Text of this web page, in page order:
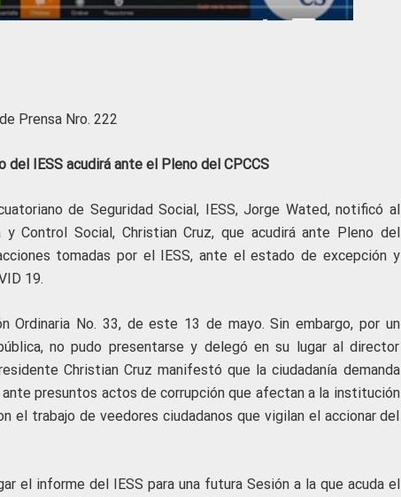
Prensa Nro. 222
IESS acudirá ante el Pleno del CPCCS
de Seguridad Social, IESS, Jorge Wated, notificó al
Control Social, Christian Cruz, que acudirá ante Pleno del
tomadas por el IESS, ante el estado de excepción y
19.
Ordinaria No. 33, de este 13 de mayo. Sin embargo, por un
no pudo presentarse y delegó en su lugar al director
Christian Cruz manifestó que la ciudadanía demanda
presuntos actos de corrupción que afectan a la institución
el trabajo de veedores ciudadanos que vigilan el accionar del
el informe del IESS para una futura Sesión a la que acuda el